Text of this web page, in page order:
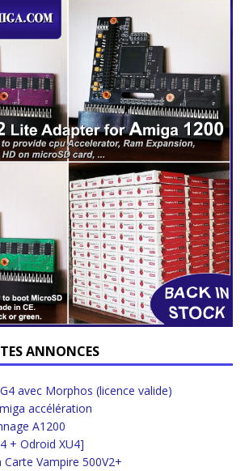
ANNONCES
avec Morphos (licence valide)
accélération
A1200
+ Odroid XU4]
Vampire 500V2+